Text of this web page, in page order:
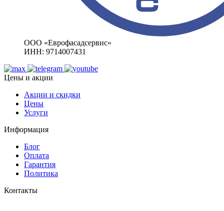
ООО «Еврофасадсервис»
ИНН: 9714007431
Цены и акции
Акции и скидки
Цены
Услуги
Информация
Блог
Оплата
Гарантия
Политика
Контакты